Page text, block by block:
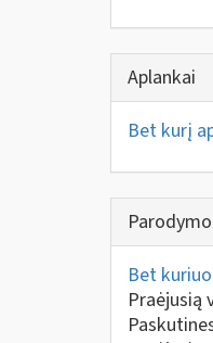
Aplankai
Bet kurį
Bet
Praėjusią